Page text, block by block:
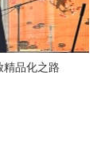
精品化之路